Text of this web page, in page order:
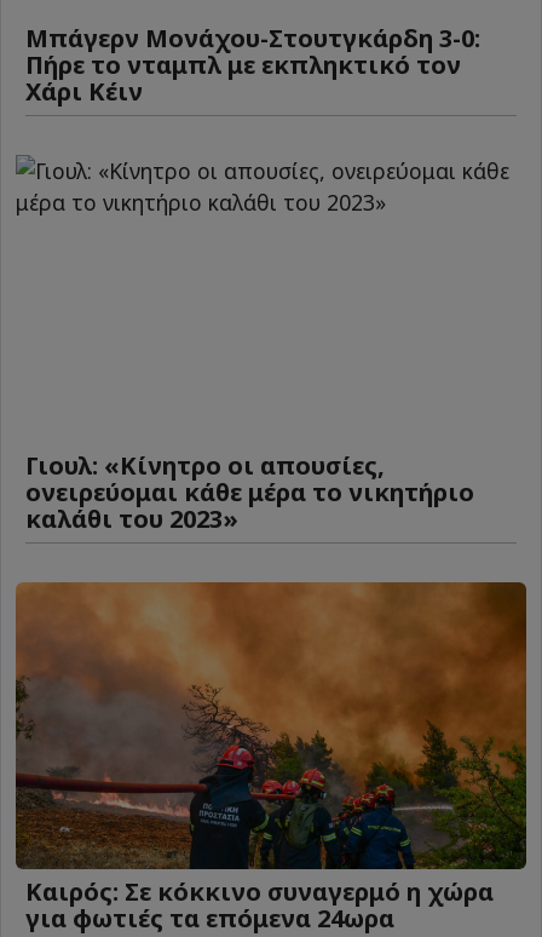
Μπάγερν Μονάχου-Στουτγκάρδη 3-0:
Πήρε το νταμπλ με εκπληκτικό τον
Χάρι Κέιν
Γιουλ: «Κίνητρο οι απουσίες,
ονειρεύομαι κάθε μέρα το νικητήριο
καλάθι του 2023»
Καιρός: Σε κόκκινο συναγερμό η χώρα
για φωτιές τα επόμενα 24ωρα